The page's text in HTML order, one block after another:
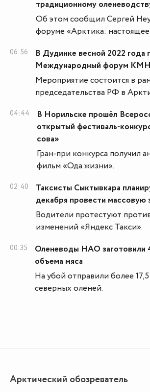
традиционному
Об этом сообщил Сергей
форуме «Арктика:
06:56
В Дудинке весной 2022 года
Международный форум
Мероприятие состоится в
председательства РФ в
04:44
В Норильске прошёл
открытый фестиваль-
сова»
Гран-при конкурса получил
фильм «Ода жизни».
02:40
Таксисты Сыктывкара
декабря провести массовую
Водители протестуют
изменений «Яндекс Такси».
00:35
Оленеводы НАО заготовили
объема мяса
На убой отправили более
северных оленей.
Арктический обозреватель